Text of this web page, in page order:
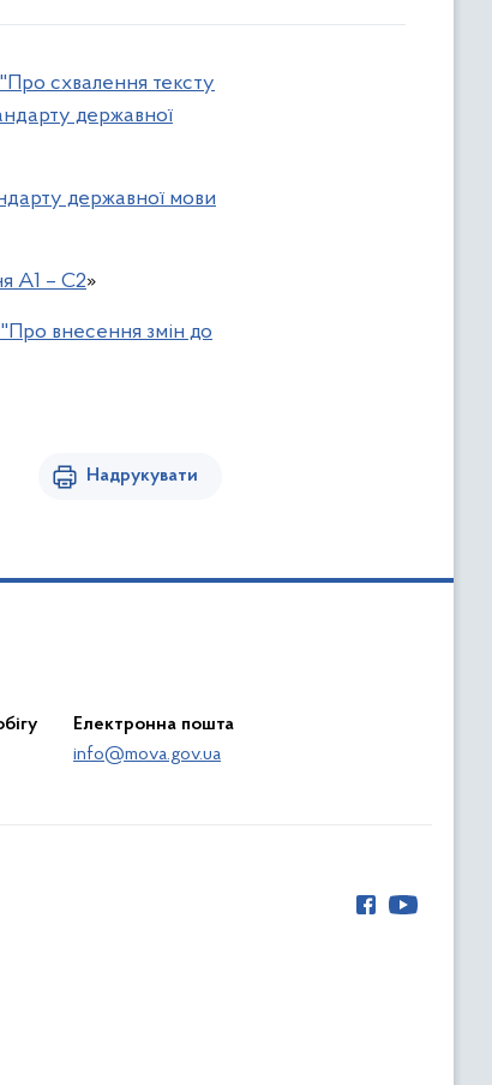
"Про схвалення тексту
державної
державної мови
А1 – С2»
"Про внесення змін до
Надрукувати
Електронна пошта
info@mova.gov.ua